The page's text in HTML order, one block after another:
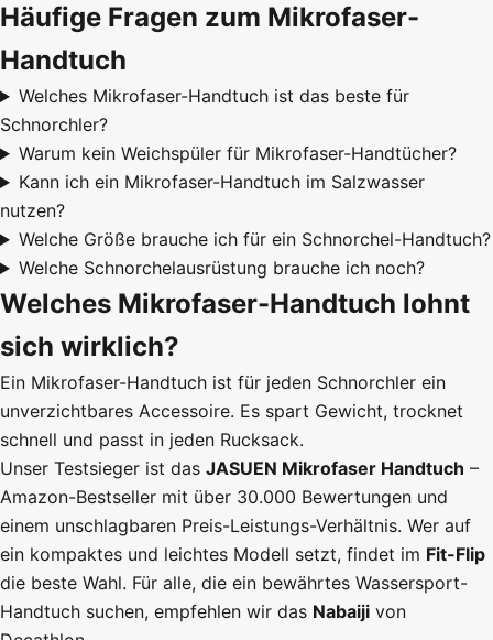
Häufige Fragen zum Mikrofaser-
Handtuch
Welches Mikrofaser-Handtuch ist das beste für
Schnorchler?
Warum kein Weichspüler für Mikrofaser-Handtücher?
Kann ich ein Mikrofaser-Handtuch im Salzwasser
nutzen?
Welche Größe brauche ich für ein Schnorchel-Handtuch?
Welche Schnorchelausrüstung brauche ich noch?
Welches Mikrofaser-Handtuch lohnt
sich wirklich?
Ein Mikrofaser-Handtuch ist für jeden Schnorchler ein
unverzichtbares Accessoire. Es spart Gewicht, trocknet
schnell und passt in jeden Rucksack.
Unser Testsieger ist das JASUEN Mikrofaser Handtuch –
Amazon-Bestseller mit über 30.000 Bewertungen und
einem unschlagbaren Preis-Leistungs-Verhältnis. Wer auf
ein kompaktes und leichtes Modell setzt, findet im Fit-Flip
die beste Wahl. Für alle, die ein bewährtes Wassersport-
Handtuch suchen, empfehlen wir das Nabaiji von